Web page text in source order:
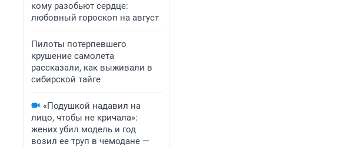
кому разобьют сердце:
любовный гороскоп на август
Пилоты потерпевшего
крушение самолета
рассказали, как выживали в
сибирской тайге
«Подушкой надавил на
лицо, чтобы не кричала»:
жених убил модель и год
возил ее труп в чемодане —